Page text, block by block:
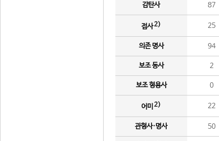
감탄사 87
접사2) 25
의존 명사 94
보조 동사 2
보조 형용사 0
어미 2) 22
관형사·명사 50